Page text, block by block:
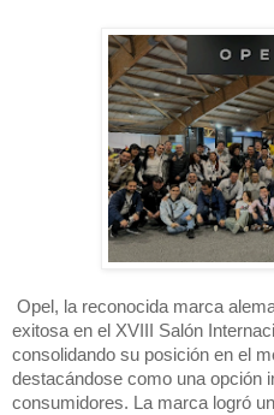
Opel, la reconocida marca
exitosa en el XVIII Salón
consolidando su posición en el
destacándose como una opción
consumidores. La marca logró